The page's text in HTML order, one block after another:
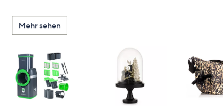
Mehr sehen